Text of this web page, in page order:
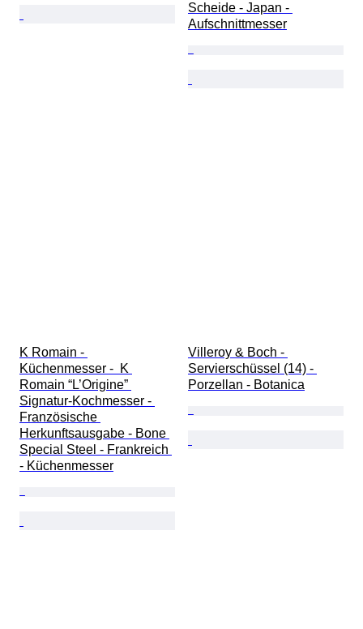
Scheide - Japan -
Aufschnittmesser
K Romain -
Küchenmesser -  K
Romain “L’Origine”
Signatur-Kochmesser -
Französische
Herkunftsausgabe - Bone
Special Steel - Frankreich
- Küchenmesser
Villeroy & Boch -
Servierschüssel (14) -
Porzellan - Botanica